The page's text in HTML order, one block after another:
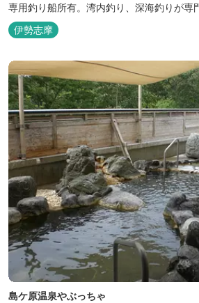
専用釣り船所有。湾内釣り、深海釣りが専
伊勢志摩
島ケ原温泉やぶっちゃ